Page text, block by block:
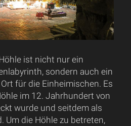
ist nicht nur ein
sondern auch ein
für die Einheimischen. Es
im 12. Jahrhundert von
wurde und seitdem als
Um die Höhle zu betreten,